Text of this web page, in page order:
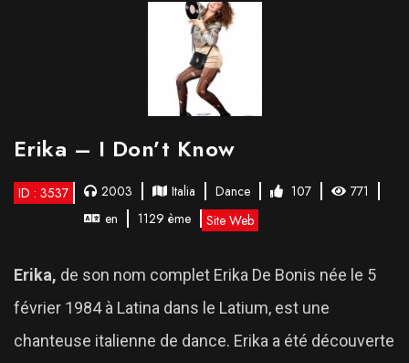
Erika – I Don’t Know
ID : 3537 2003 Italia Dance 107
771
en
1129 ème Site Web
Erika, de son nom complet Erika De Bonis née le 5
février 1984 à Latina dans le Latium, est une
chanteuse italienne de dance. Erika a été découverte